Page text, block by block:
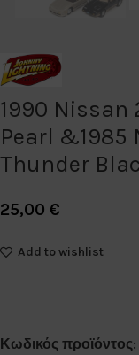
1990 Nissan
Pearl &1985
Thunder
25,00 €
Add to wishlist
Κωδικός προϊόντος: